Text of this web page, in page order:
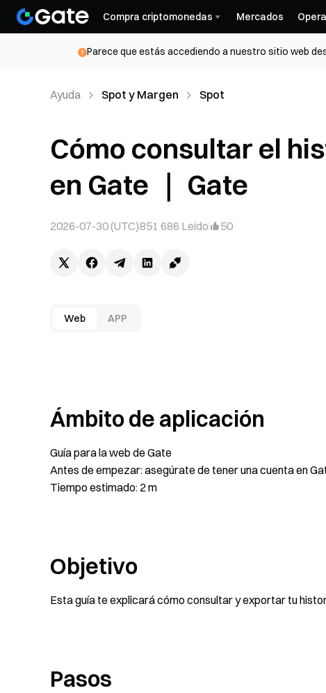
Compra criptomonedas Mercados
Parece que estás accediendo a nuestro sitio web
Ayuda Spot y Margen Spot
Cómo consultar el
en Gate ｜ Gate
2026-07-30 (UTC)851 686 Leído 50
Web APP
Ámbito de aplicación
Guía para la web de Gate
Antes de empezar: asegúrate de tener una cuenta en
Tiempo estimado: 2 m
Objetivo
Esta guía te explicará cómo consultar y exportar tu
Pasos